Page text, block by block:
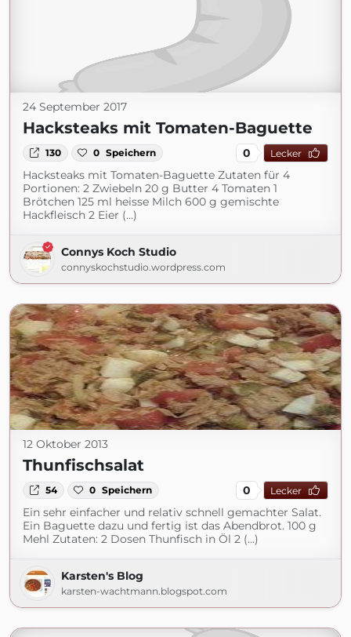
24 September 2017
Hacksteaks mit Tomaten-Baguette
130 0 Speichern 0 Lecker
Hacksteaks mit Tomaten-Baguette Zutaten für 4
Portionen: 2 Zwiebeln 20 g Butter 4 Tomaten 1
Brötchen 125 ml heisse Milch 600 g gemischte
Hackfleisch 2 Eier (...)
Connys Koch Studio
connyskochstudio.wordpress.com
12 Oktober 2013
Thunfischsalat
54 0 Speichern 0 Lecker
Ein sehr einfacher und relativ schnell gemachter Salat.
Ein Baguette dazu und fertig ist das Abendbrot. 100 g
Mehl Zutaten: 2 Dosen Thunfisch in Öl 2 (...)
Karsten's Blog
karsten-wachtmann.blogspot.com